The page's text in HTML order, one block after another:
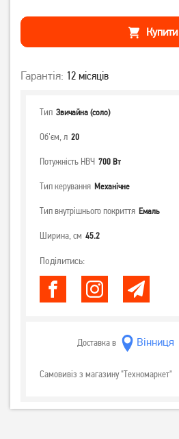
Купити
Гарантія: 12 місяців
Тип Звичайна (соло)
Об'єм, л 20
Потужність НВЧ 700 Вт
Тип керування Механічне
Тип внутрішнього покриття Емаль
Ширина, см 45.2
Поділитись:
Доставка в
Самовивіз з магазину "Техномаркет"